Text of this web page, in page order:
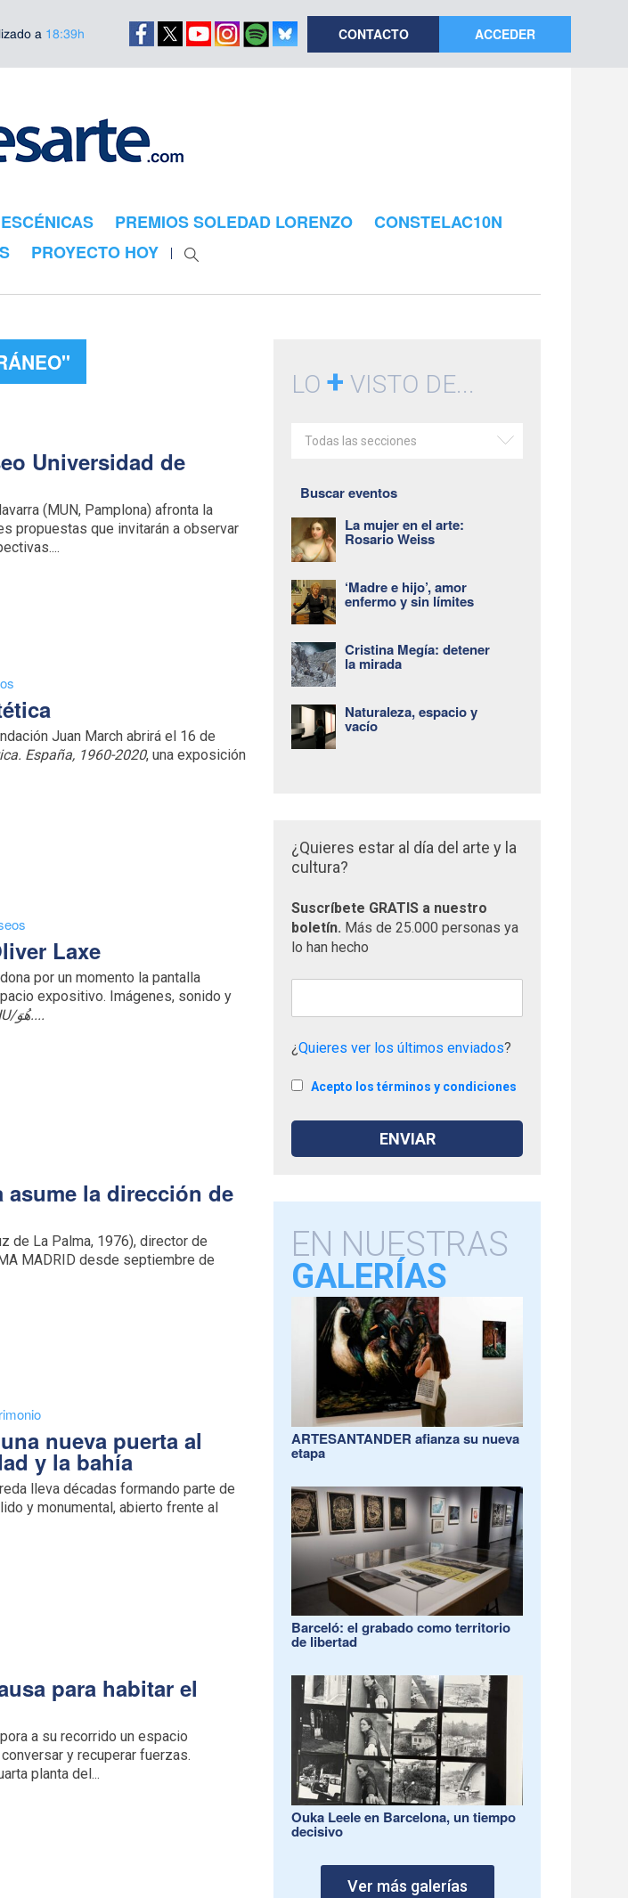
a 18:39h CONTACTO ACCEDER
PREMIOS SOLEDAD LORENZO
CONSTELAC10N
PROYECTO HOY
Universidad de
(MUN, Pamplona) afronta la
propuestas que invitarán a observar
Juan March abrirá el 16 de
España, 1960-2020, una exposición
Laxe
por un momento la pantalla
expositivo. Imágenes, sonido y
HU/هُوَ....
asume la dirección de
de La Palma, 1976), director de
MADRID desde septiembre de
nueva puerta al
y la bahía
lleva décadas formando parte de
y monumental, abierto frente al
para habitar el
a su recorrido un espacio
y recuperar fuerzas.
planta del...
LO+ VISTO DE...
Todas las secciones
Buscar eventos
La mujer en el arte:
Rosario Weiss
‘Madre e hijo’, amor
enfermo y sin límites
Cristina Megía: detener
la mirada
Naturaleza, espacio y
vacío
¿Quieres estar al día del arte y la
cultura?
Suscríbete GRATIS a nuestro
boletín. Más de 25.000 personas ya
lo han hecho
¿Quieres ver los últimos enviados?
Acepto los términos y condiciones
EN NUESTRAS
GALERÍAS
ARTESANTANDER afianza su nueva
etapa
Barceló: el grabado como territorio
de libertad
Ouka Leele en Barcelona, un tiempo
decisivo
Ver más galerías